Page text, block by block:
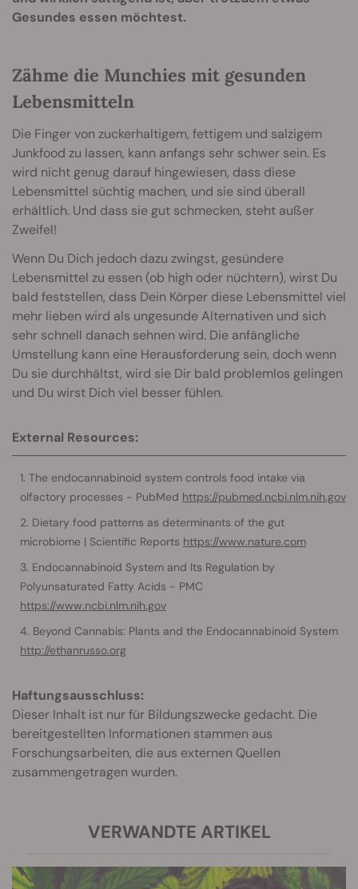
Gesundes essen möchtest.
Zähme die Munchies mit gesunden
Lebensmitteln
Die Finger von zuckerhaltigem, fettigem und salzigem
Junkfood zu lassen, kann anfangs sehr schwer sein. Es
wird nicht genug darauf hingewiesen, dass diese
Lebensmittel süchtig machen, und sie sind überall
erhältlich. Und dass sie gut schmecken, steht außer
Zweifel!
Wenn Du Dich jedoch dazu zwingst, gesündere
Lebensmittel zu essen (ob high oder nüchtern), wirst Du
bald feststellen, dass Dein Körper diese Lebensmittel viel
mehr lieben wird als ungesunde Alternativen und sich
sehr schnell danach sehnen wird. Die anfängliche
Umstellung kann eine Herausforderung sein, doch wenn
Du sie durchhältst, wird sie Dir bald problemlos gelingen
und Du wirst Dich viel besser fühlen.
External Resources:
The endocannabinoid system controls food intake via
olfactory processes - PubMed https://pubmed.ncbi.nlm.nih.gov
Dietary food patterns as determinants of the gut
microbiome | Scientific Reports https://www.nature.com
Endocannabinoid System and Its Regulation by
Polyunsaturated Fatty Acids - PMC
https://www.ncbi.nlm.nih.gov
Beyond Cannabis: Plants and the Endocannabinoid System
http://ethanrusso.org
Haftungsausschluss:
Dieser Inhalt ist nur für Bildungszwecke gedacht. Die
bereitgestellten Informationen stammen aus
Forschungsarbeiten, die aus externen Quellen
zusammengetragen wurden.
VERWANDTE ARTIKEL